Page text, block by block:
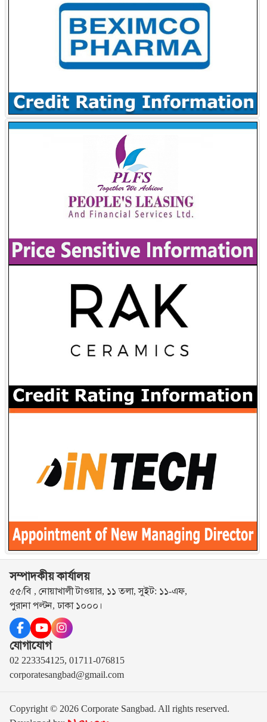
সম্পাদকীয় কার্যালয়
৫৫/বি , নোয়াখালী টাওয়ার, ১১ তলা, সুইট: ১১-এফ,
পুরানা পল্টন, ঢাকা ১০০০।
যোগাযোগ
02 223354125, 01711-076815
corporatesangbad@gmail.com
Copyright © 2026 Corporate Sangbad. All rights reserved.